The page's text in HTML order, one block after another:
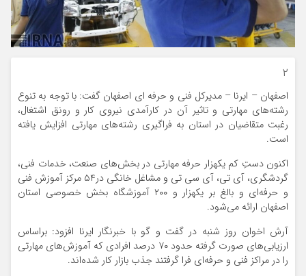
۲
اصفهان – ایرنا – مدیرکل فنی و حرفه ای اصفهان گفت: با توجه به تنوع
رشته‌های مهارتی و تاثیر آن در کارآمدی نیروی کار و رونق اشتغال،
رغبت متقاضیان در استان به فراگیری رشته‌های مهارتی افزایش یافته
است.
اکنون دستِ کم یکهزار حرفه مهارتی در بخش‌های صنعت، خدمات فنی،
گردشگری، آی تی، آی سی تی و مشاغل خانگی در۵۴ مرکز آموزش فنی
و حرفه‌ای و بالغ بر یکهزار و ۲۰۰ آموزشگاه بخش خصوصی استان
اصفهان ارائه می‌شود.
آرش اخوان روز شنبه در گفت و گو با خبرنگار ایرنا افزود: براساس
ارزیابی‌های صورت گرفته حدود ۷۰ درصد افرادی که آموزش‌های مهارتی
را در مراکز فنی و حرفه‌ای فرا گرفتند جذب بازار کار شده‌اند.